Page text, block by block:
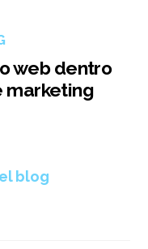
web dentro
marketing
blog